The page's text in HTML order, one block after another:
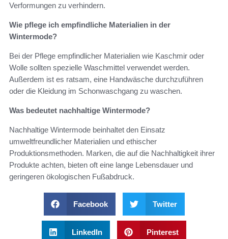
Verformungen zu verhindern.
Wie pflege ich empfindliche Materialien in der
Wintermode?
Bei der Pflege empfindlicher Materialien wie Kaschmir oder
Wolle sollten spezielle Waschmittel verwendet werden.
Außerdem ist es ratsam, eine Handwäsche durchzuführen
oder die Kleidung im Schonwaschgang zu waschen.
Was bedeutet nachhaltige Wintermode?
Nachhaltige Wintermode beinhaltet den Einsatz
umweltfreundlicher Materialien und ethischer
Produktionsmethoden. Marken, die auf die Nachhaltigkeit ihrer
Produkte achten, bieten oft eine lange Lebensdauer und
geringeren ökologischen Fußabdruck.
Facebook Twitter
LinkedIn Pinterest